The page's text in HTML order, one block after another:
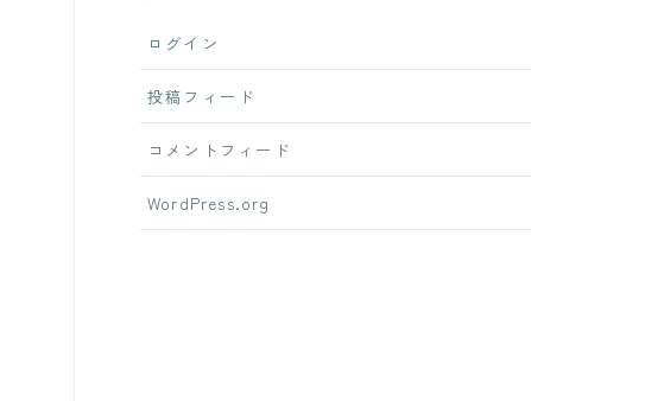
ログイン
投稿フィード
コメントフィード
WordPress.org